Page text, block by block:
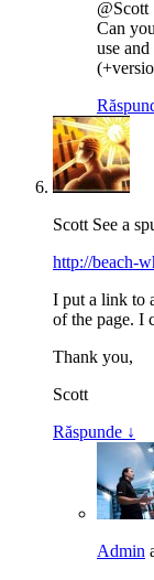
@Scott
Can
use
Scott See a
http://beach-
I put a link to
of the page. I
Thank you,
Scott
Răspunde ↓
Admin